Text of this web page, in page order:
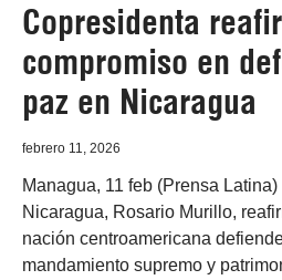
Copresidenta
compromiso en
paz en Nicaragua
febrero 11, 2026
Managua, 11 feb (Prensa
Nicaragua, Rosario Murillo,
nación centroamericana
mandamiento supremo y